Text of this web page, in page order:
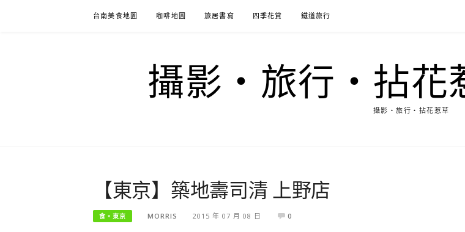
台南美食地圖 咖啡地圖 旅居書寫 四季花賞 鐵道旅行
攝影‧旅行‧拈花
攝影‧旅行‧拈花惹草
【東京】築地壽司清 上野店
食。東京 MORRIS 2015 年 07 月 08 日 0